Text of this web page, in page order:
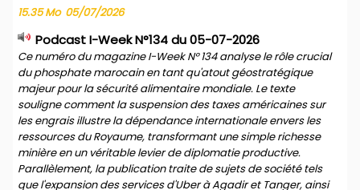
15.35 Mo 05/07/2026
Podcast I-Week N°134 du 05-07-2026
Ce numéro du magazine I-Week N° 134 analyse le rôle crucial
du phosphate marocain en tant qu'atout géostratégique
majeur pour la sécurité alimentaire mondiale. Le texte
souligne comment la suspension des taxes américaines sur
les engrais illustre la dépendance internationale envers les
ressources du Royaume, transformant une simple richesse
minière en un véritable levier de diplomatie productive.
Parallèlement, la publication traite de sujets de société tels
que l'expansion des services d'Uber à Agadir et Tanger, ainsi